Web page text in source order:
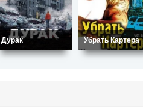
Дурак Убрать Картера